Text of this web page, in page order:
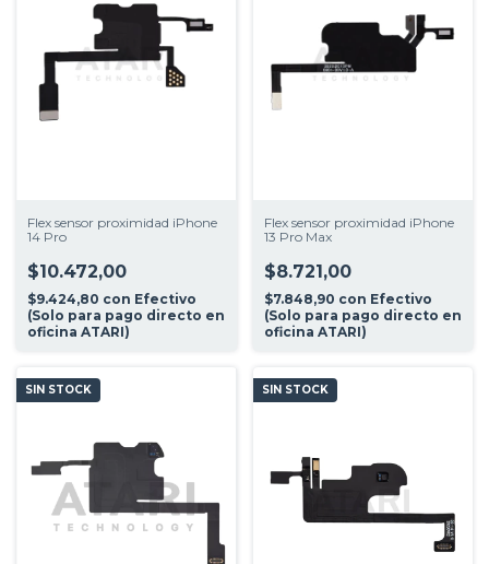
Flex sensor proximidad iPhone
14 Pro
$10.472,00
$9.424,80 con Efectivo
(Solo para pago directo en
oficina ATARI)
Flex sensor proximidad iPhone
13 Pro Max
$8.721,00
$7.848,90 con Efectivo
(Solo para pago directo en
oficina ATARI)
SIN STOCK SIN STOCK